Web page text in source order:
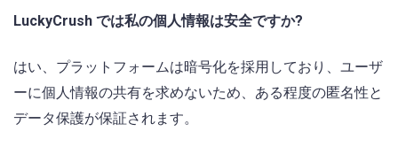
LuckyCrush では私の個人情報は安全ですか?
はい、プラットフォームは暗号化を採用しており、ユーザ
ーに個人情報の共有を求めないため、ある程度の匿名性と
データ保護が保証されます。